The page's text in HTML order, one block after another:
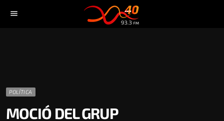
menu
POLÍTICA
MOCIÓ DEL GRUP